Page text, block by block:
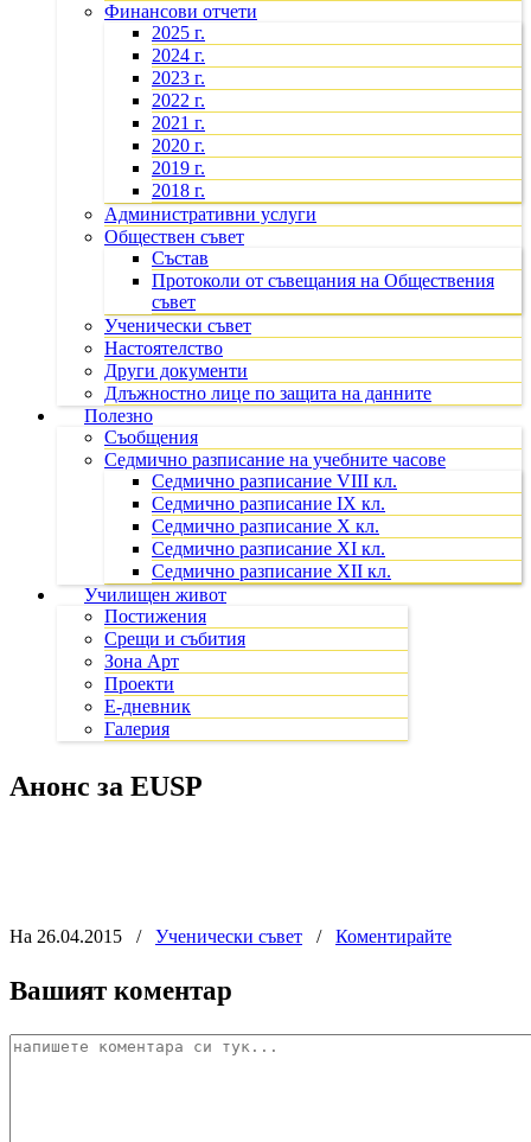
Финансови отчети
2025 г.
2024 г.
2023 г.
2022 г.
2021 г.
2020 г.
2019 г.
2018 г.
Административни услуги
Обществен съвет
Състав
Протоколи от съвещания на Обществения
съвет
Ученически съвет
Настоятелство
Други документи
Длъжностно лице по защита на данните
Полезно
Съобщения
Седмично разписание на учебните часове
Седмично разписание VIII кл.
Седмично разписание IX кл.
Седмично разписание X кл.
Седмично разписание XI кл.
Седмично разписание XII кл.
Училищен живот
Постижения
Срещи и събития
Зона Арт
Проекти
Е-дневник
Галерия
Анонс за EUSP
На 26.04.2015 / Ученически съвет / Коментирайте
Вашият коментар